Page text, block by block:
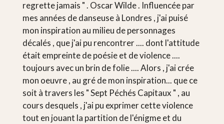
regrette jamais " . Oscar Wilde . Influencée par
mes années de danseuse à Londres , j'ai puisé
mon inspiration au milieu de personnages
décalés , que j'ai pu rencontrer .... dont l'attitude
était empreinte de poésie et de violence ....
toujours avec un brin de folie .... Alors , j'ai crée
mon oeuvre , au gré de mon inspiration... que ce
soit à travers les " Sept Péchés Capitaux " , au
cours desquels , j'ai pu exprimer cette violence
tout en jouant la partition de l'énigme et du